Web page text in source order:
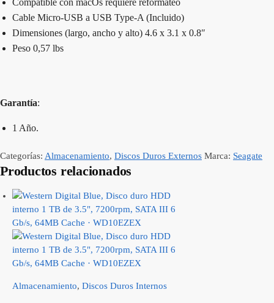
Compatible con macOs requiere reformateo
Cable Micro-USB a USB Type-A (Incluido)
Dimensiones (largo, ancho y alto) 4.6 x 3.1 x 0.8″
Peso 0,57 lbs
Garantía:
1 Año.
Categorías: Almacenamiento, Discos Duros Externos Marca: Seagate
Productos relacionados
Almacenamiento, Discos Duros Internos